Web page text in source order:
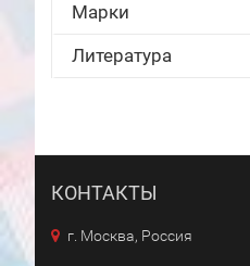
Марки
Литература
КОНТАКТЫ
г. Москва, Россия